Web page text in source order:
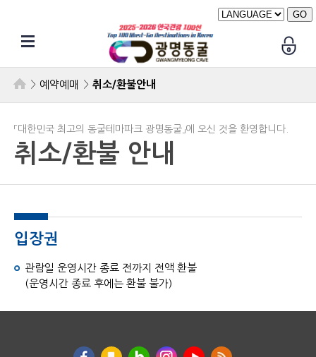
예약예매 취소/환불안내
「대한민국 최고의 동굴테마파크 광명동굴」에 오신 것을 환영합니다.
취소/환불 안내
입장권
관람일 운영시간 종료 전까지 전액 환불
(운영시간 종료 후에는 환불 불가)